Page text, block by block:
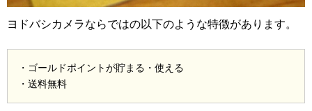
ヨドバシカメラならではの以下のような特徴があります。
・ゴールドポイントが貯まる・使える
・送料無料